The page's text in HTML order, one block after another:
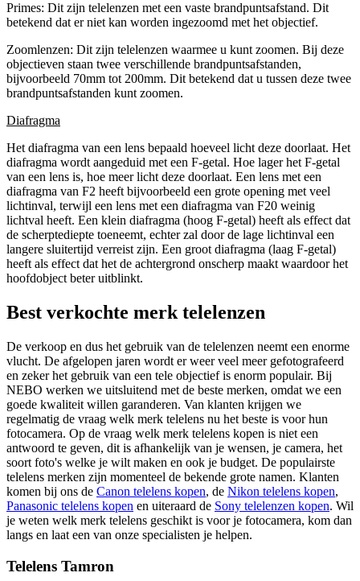
Primes: Dit zijn telelenzen met een vaste brandpuntsafstand. Dit
betekend dat er niet kan worden ingezoomd met het objectief.
Zoomlenzen: Dit zijn telelenzen waarmee u kunt zoomen. Bij deze
objectieven staan twee verschillende brandpuntsafstanden,
bijvoorbeeld 70mm tot 200mm. Dit betekend dat u tussen deze twee
brandpuntsafstanden kunt zoomen.
Diafragma
Het diafragma van een lens bepaald hoeveel licht deze doorlaat. Het
diafragma wordt aangeduid met een F-getal. Hoe lager het F-getal
van een lens is, hoe meer licht deze doorlaat. Een lens met een
diafragma van F2 heeft bijvoorbeeld een grote opening met veel
lichtinval, terwijl een lens met een diafragma van F20 weinig
lichtval heeft. Een klein diafragma (hoog F-getal) heeft als effect dat
de scherptediepte toeneemt, echter zal door de lage lichtinval een
langere sluitertijd verreist zijn. Een groot diafragma (laag F-getal)
heeft als effect dat het de achtergrond onscherp maakt waardoor het
hoofdobject beter uitblinkt.
Best verkochte merk telelenzen
De verkoop en dus het gebruik van de telelenzen neemt een enorme
vlucht. De afgelopen jaren wordt er weer veel meer gefotografeerd
en zeker het gebruik van een tele objectief is enorm populair. Bij
NEBO werken we uitsluitend met de beste merken, omdat we een
goede kwaliteit willen garanderen. Van klanten krijgen we
regelmatig de vraag welk merk telelens nu het beste is voor hun
fotocamera. Op de vraag welk merk telelens kopen is niet een
antwoord te geven, dit is afhankelijk van je wensen, je camera, het
soort foto's welke je wilt maken en ook je budget. De populairste
telelens merken zijn momenteel de bekende grote namen. Klanten
komen bij ons de Canon telelens kopen, de Nikon telelens kopen,
Panasonic telelens kopen en uiteraard de Sony telelenzen kopen. Wil
je weten welk merk telelens geschikt is voor je fotocamera, kom dan
langs en laat een van onze specialisten je helpen.
Telelens Tamron